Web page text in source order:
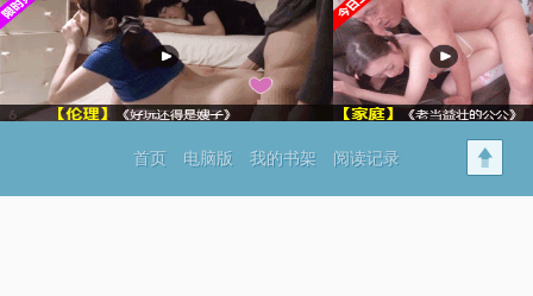
首页 电脑版 我的书架 阅读记录